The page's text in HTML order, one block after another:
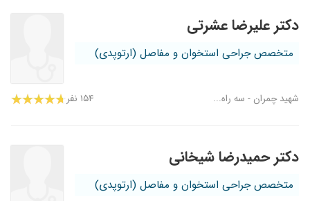
دکتر علیرضا عشرتی
متخصص جراحی استخوان و مفاصل (ارتوپدی)
شهید چمران - سه راه... ۱۵۴ نفر
دکتر حمیدرضا شیخانی
متخصص جراحی استخوان و مفاصل (ارتوپدی)